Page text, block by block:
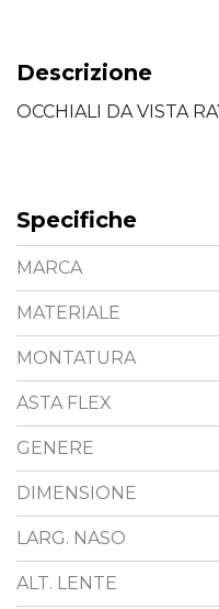
Descrizione
OCCHIALI DA VISTA
Specifiche
MARCA
MATERIALE
MONTATURA
ASTA FLEX
GENERE
DIMENSIONE
LARG. NASO
ALT. LENTE